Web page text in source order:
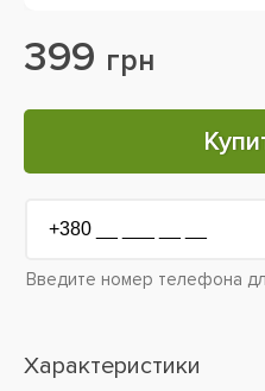
399 грн
Введите номер телефона
Характеристики